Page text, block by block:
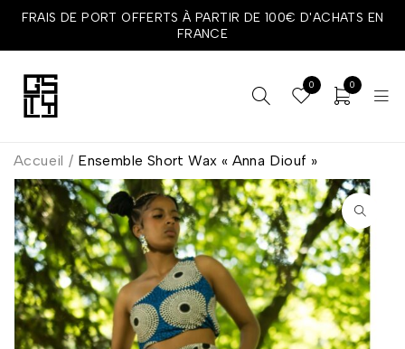
FRAIS DE PORT OFFERTS À PARTIR DE 100€ D'ACHATS EN
FRANCE
0 0
Accueil / Ensemble Short Wax « Anna Diouf »